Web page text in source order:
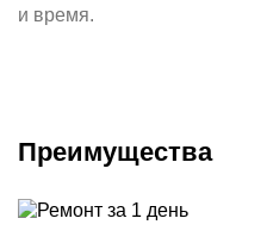
и время.
Преимущества